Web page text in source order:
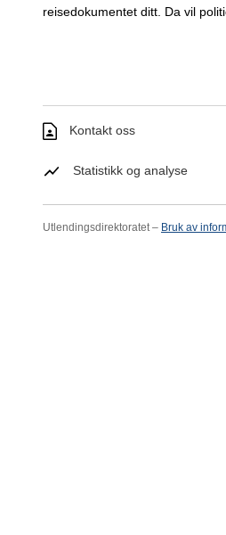
reisedokumentet ditt. Da vil
Kontakt oss
Statistikk og analyse
Utlendingsdirektoratet – Bruk av